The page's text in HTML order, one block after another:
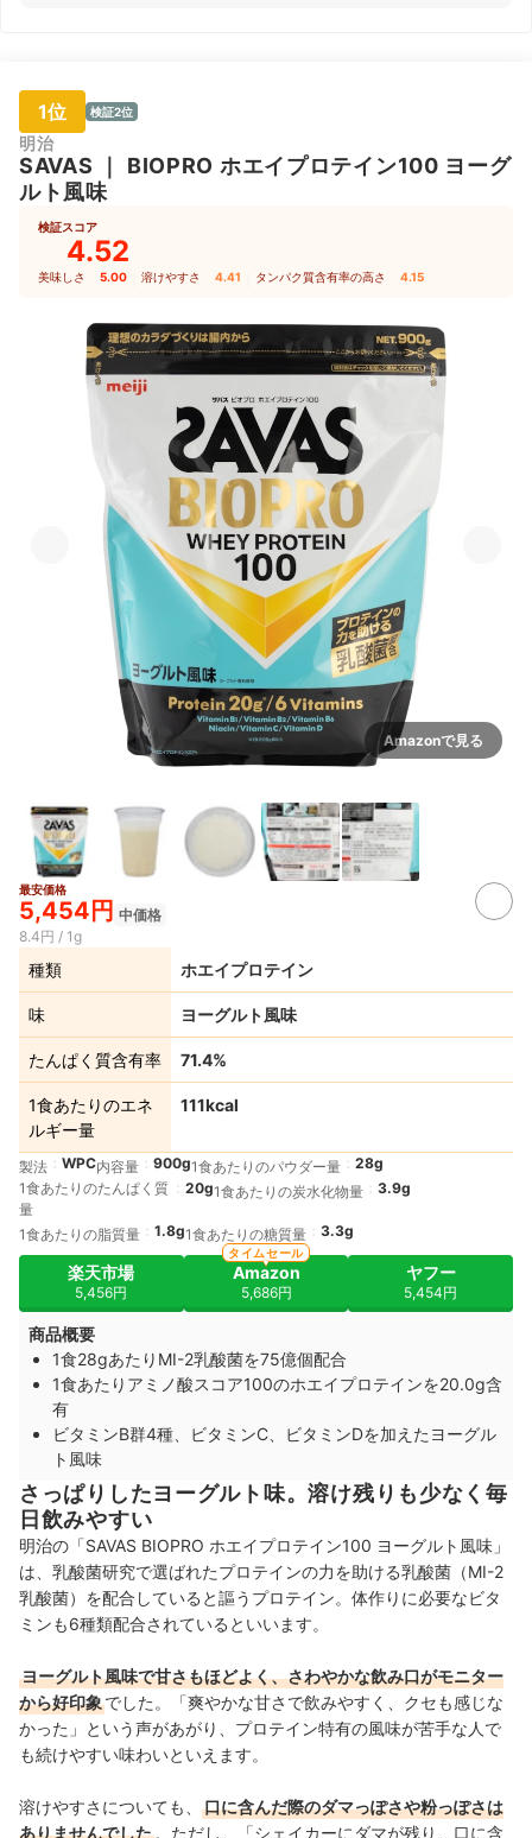
1位 検証2位
明治
SAVAS ｜ BIOPRO ホエイプロテイン100 ヨーグ
ルト風味
検証スコア
4.52
美味しさ 5.00 溶けやすさ 4.41 タンパク質含有率の高さ 4.15
Amazonで見る
最安価格
5,454円 中価格
8.4円 / 1g
種類 ホエイプロテイン
味 ヨーグルト風味
たんぱく質含有率 71.4%
1食あたりのエネ
ルギー量
111kcal
製法 WPC内容量 900g1食あたりのパウダー量
28g
1食あたりのたんぱく質
量
20g1食あたりの炭水化物量 3.9g
1食あたりの脂質量 1.8g1食あたりの糖質量 3.3g
楽天市場
5,456円
Amazon
5,686円
タイムセール
ヤフー
5,454円
商品概要
1食28gあたりMI-2乳酸菌を75億個配合
1食あたりアミノ酸スコア100のホエイプロテインを20.0g含
有
ビタミンB群4種、ビタミンC、ビタミンDを加えたヨーグル
ト風味
さっぱりしたヨーグルト味。溶け残りも少なく毎
日飲みやすい
明治の「SAVAS BIOPRO ホエイプロテイン100 ヨーグルト風味」
は、乳酸菌研究で選ばれたプロテインの力を助ける乳酸菌（MI-2
乳酸菌）を配合していると謳うプロテイン。体作りに必要なビタ
ミンも6種類配合されているといいます。
ヨーグルト風味で甘さもほどよく、さわやかな飲み口がモニター
から好印象でした。「爽やかな甘さで飲みやすく、クセも感じな
かった」という声があがり、プロテイン特有の風味が苦手な人で
も続けやすい味わいといえます。
溶けやすさについても、
口に含んだ際のダマっぽさや粉っぽさは
ありませんでした 。ただし、「シェイカーにダマが残り、口に含